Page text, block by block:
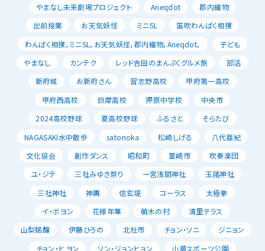
やまなし未来劇場プロジェクト
Aneqdot
郡内織物
出前授業
お天気妖怪 ミニSL
笛吹わんぱく相撲
わんぱく相撲，ミニSL，お天気妖怪，郡内織物，Aneqdot，
子ども
やまなし
カンテク レッド吉田のまんぷくグルメ旅
部活
新府城
お新府さん 習志野高校
甲府第一高校
甲府西高校
巨摩高校 押原中学校
中央市
2024高校野球
夏高校野球 ふるさと
そらたび
NAGASAKI水中散歩
satonoka 松崎しげる
八代亜紀
文化協会
創作ダンス 昭和町 韮崎市
吹奏楽団
ユ・ジテ
三社みゆき祭り 一宮浅間神社
玉諸神社
三社神社
神輿 信玄堤 コーラス
太極拳
イ・ボヨン
花様年華 萌木の村
清里テラス
山梨銘醸
伊藤ひろの 北杜市 チョン・ソニ
ジニョン
チョン・ヒヨン
ソン・ジョンヒョン 小瀬スポーツ公園